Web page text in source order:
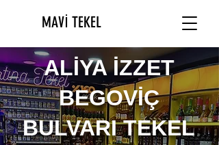
MAVİ TEKEL
ALİYA İZZET
BEGOVİÇ
BULVARI TEKEL